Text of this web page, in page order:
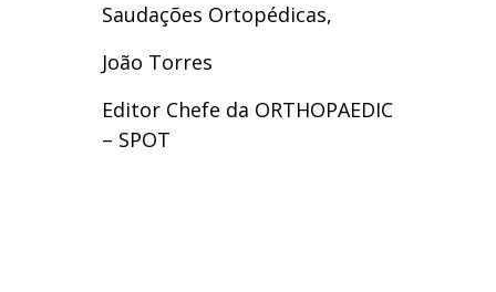
Saudações Ortopédicas,
João Torres
Editor Chefe da ORTHOPAEDIC
– SPOT